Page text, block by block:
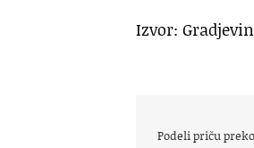
Izvor:
Podeli priču